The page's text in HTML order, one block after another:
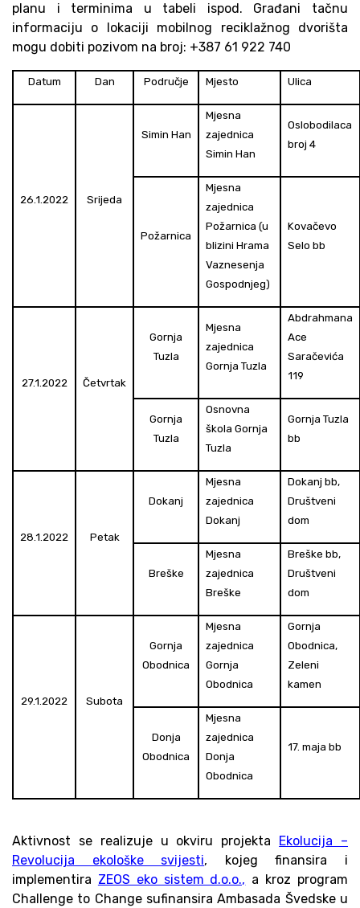
planu i terminima u tabeli ispod. Građani tačnu
informaciju o lokaciji mobilnog reciklažnog dvorišta
mogu dobiti pozivom na broj: +387 61 922 740
Datum Dan Područje Mjesto Ulica
26.1.2022 Srijeda
Simin Han
Mjesna
zajednica
Simin Han
Oslobodilaca
broj 4
Požarnica
Mjesna
zajednica
Požarnica (u
blizini Hrama
Vaznesenja
Gospodnjeg)
Kovačevo
Selo bb
27.1.2022 Četvrtak
Gornja
Tuzla
Mjesna
zajednica
Gornja Tuzla
Abdrahmana
Ace
Saračevića
119
Gornja
Tuzla
Osnovna
škola Gornja
Tuzla
Gornja Tuzla
bb
28.1.2022 Petak
Dokanj
Mjesna
zajednica
Dokanj
Dokanj bb,
Društveni
dom
Breške
Mjesna
zajednica
Breške
Breške bb,
Društveni
dom
29.1.2022 Subota
Gornja
Obodnica
Mjesna
zajednica
Gornja
Obodnica
Gornja
Obodnica,
Zeleni
kamen
Donja
Obodnica
Mjesna
zajednica
Donja
Obodnica
17. maja bb
Aktivnost se realizuje u okviru projekta Ekolucija –
Revolucija ekološke svijesti, kojeg finansira i
implementira ZEOS eko sistem d.o.o., a kroz program
Challenge to Change sufinansira Ambasada Švedske u